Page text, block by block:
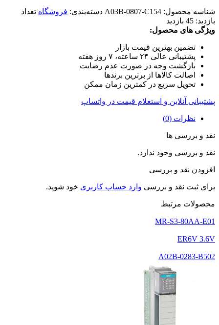
شناسه محصول: A03B-0807-C154 دسته‌بندی: فروشگاه تعداد
بازدید: 45 بازدید
ویژگی های محصول:
تضمین بهترین قیمت بازار
پشتیبانی عالی ۲۴ ساعته، ۷ روز هفته
بازگشت وجه در صورت عدم رضایت
اصالت کالاها از برترین برندها
تحویل سریع در کمترین زمان ممکن
پشتیبانی آنلاین و استعلام قیمت در واتساپ
نظرات (0)
نقد و بررسی ها
نقد و بررسی وجود ندارد.
افزودن نقد و بررسی
برای ثبت نقد و بررسی وارد حساب کاربری خود شوید.
محصولات مرتبط
MR-S3-80AA-E01
ER6V 3.6V
A02B-0283-B502